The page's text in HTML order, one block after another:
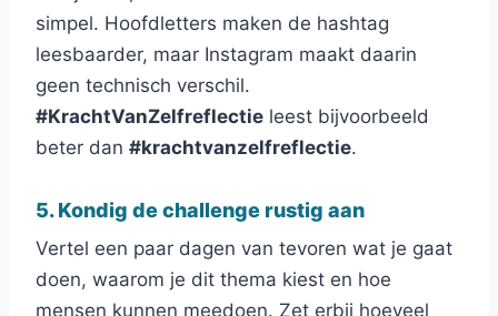
simpel. Hoofdletters maken de hashtag
leesbaarder, maar Instagram maakt daarin
geen technisch verschil.
#KrachtVanZelfreflectie leest bijvoorbeeld
beter dan #krachtvanzelfreflectie.
5. Kondig de challenge rustig aan
Vertel een paar dagen van tevoren wat je gaat
doen, waarom je dit thema kiest en hoe
mensen kunnen meedoen. Zet erbij hoeveel